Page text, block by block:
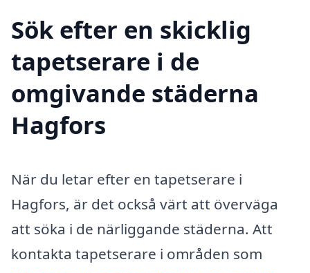
Sök efter en skicklig
tapetserare i de
omgivande städerna
Hagfors
När du letar efter en tapetserare i
Hagfors, är det också värt att överväga
att söka i de närliggande städerna. Att
kontakta tapetserare i områden som